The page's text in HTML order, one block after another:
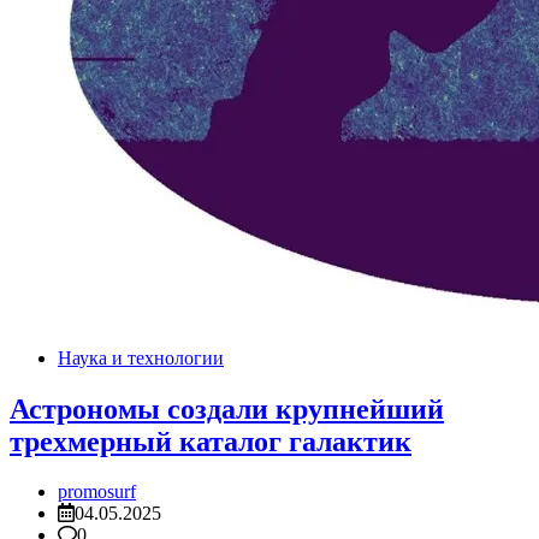
Наука и технологии
Астрономы создали крупнейший
трехмерный каталог галактик
promosurf
04.05.2025